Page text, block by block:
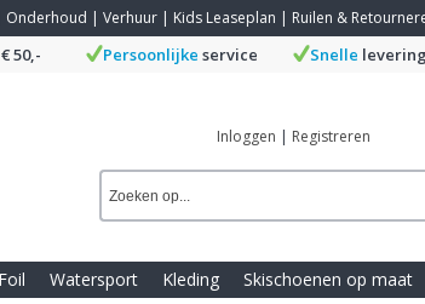
Onderhoud | Verhuur | Kids Leaseplan | Ruilen &
50,- Persoonlijke service Snelle levering
Inloggen | Registreren
Foil Watersport Kleding Skischoenen op maat